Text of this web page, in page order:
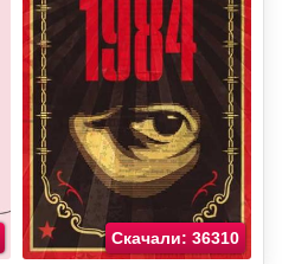
Скачали: 36310